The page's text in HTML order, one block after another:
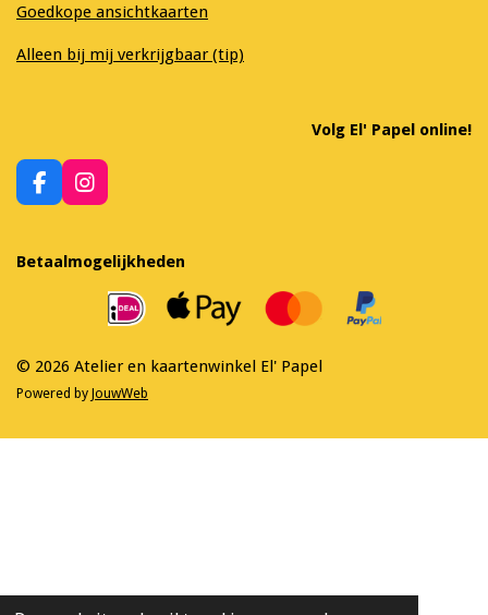
Goedkope ansichtkaarten
Alleen bij mij verkrijgbaar (tip)
Volg El' Papel online!
F
a
e
b
I
n
a
m
Betaalmogelijkheden
© 2026 Atelier en kaartenwinkel El' Papel
Powered by JouwWeb